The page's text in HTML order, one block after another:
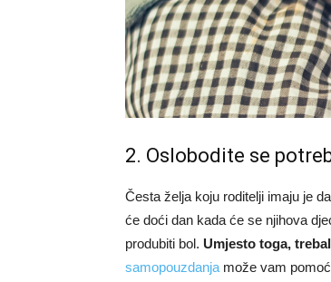
2. Oslobodite se
Česta želja koju roditelji imaju je
će doći dan kada će se njihova
produbiti bol. Umjesto toga,
samopouzdanja može vam